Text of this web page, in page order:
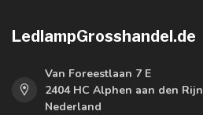
LedlampGrosshandel.de
Van Foreestlaan 7 E
2404 HC Alphen aan den Rijn
Nederland